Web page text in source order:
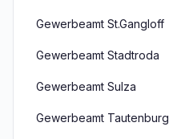
Gewerbeamt St.Gangloff
Gewerbeamt Stadtroda
Gewerbeamt Sulza
Gewerbeamt Tautenburg